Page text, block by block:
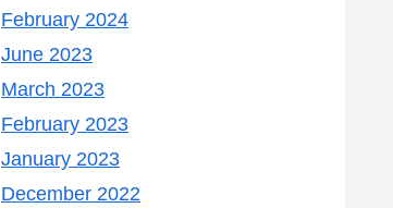
February 2024
June 2023
March 2023
February 2023
January 2023
December 2022